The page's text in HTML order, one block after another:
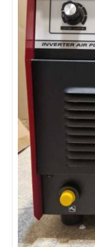
Aparat sudare IWeld
Denumire HEAVY
Force + Reglabilã
AWI (VRD) + LT
230V AC±15% , 50/
36.9A/28.6A
Raport sarcina de
100% Reglare
Tensiune de iesire
MMA:80V TIG:20V
izolatie F Grad de
410X170X320mm